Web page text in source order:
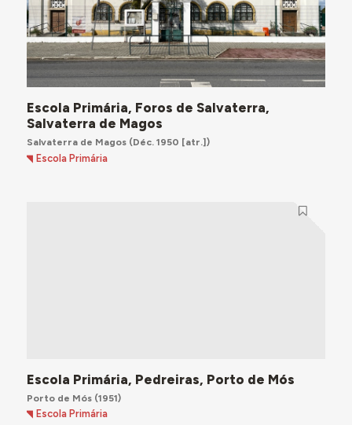
Escola Primária, Foros de Salvaterra,
Salvaterra de Magos
Salvaterra de Magos(Déc. 1950 [atr.])
Escola Primária
Escola Primária, Pedreiras, Porto de Mós
Porto de Mós(1951)
Escola Primária